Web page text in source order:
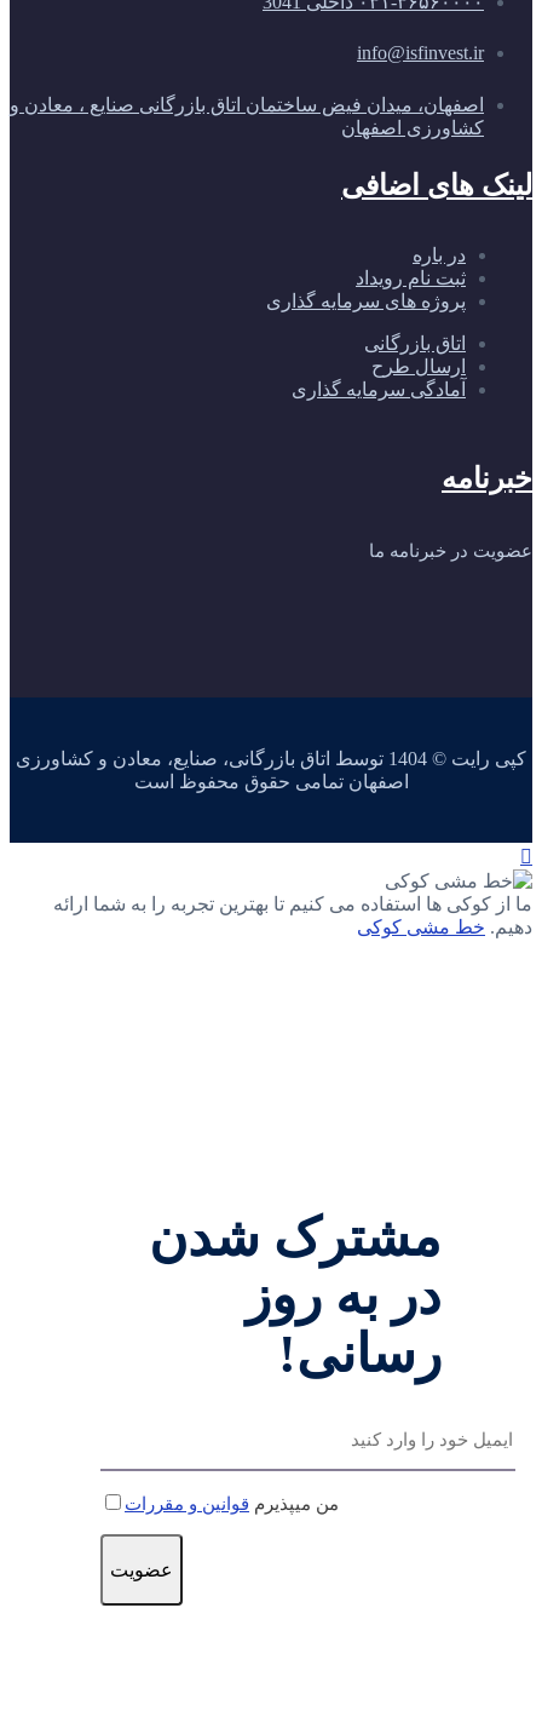
info@isfinvest.ir
اصفهان، میدان فیض ساختمان اتاق بازرگانی صنایع ، معادن و
کشاورزی اصفهان
لینک های اضافی
در باره
ثبت نام رویداد
پروژه های سرمایه گذاری
اتاق بازرگانی
ارسال طرح
آمادگی سرمایه گذاری
خبرنامه
عضویت در خبرنامه ما
کپی رایت © 1404 توسط اتاق بازرگانی، صنایع، معادن و کشاورزی
اصفهان تمامی حقوق محفوظ است
ما از کوکی ها استفاده می کنیم تا بهترین تجربه را به شما ارائه
دهیم. خط مشی کوکی
مشترک شدن
در به روز
رسانی!
من میپذیرم قوانین و مقررات
عضویت